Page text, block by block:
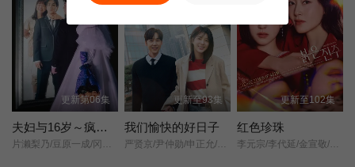
更新第06集
夫妇与16岁～疯狂的邻居～
更新至93集
我们愉快的好日子
严贤京/尹仲勋/申正允/尹多英/金惠玉/鲜于在德/尹多勋/文喜京/李商淑/郑孝彬/李家豪/郑永琡/
更新至102集
红色珍珠
李元宗/李代延/金宣敬/李甫姫/朴真熙/韩振熙/李应敬/金惠仙/이정용/채빈/